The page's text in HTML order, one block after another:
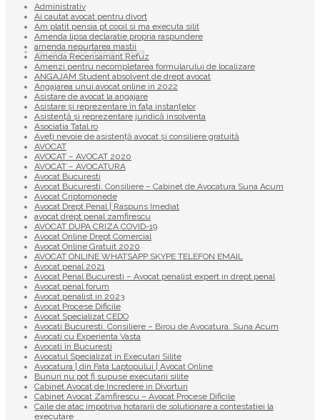
Tag search for: avocat craiova
Administrativ
Ai cautat avocat pentru divort
Am platit pensia pt copil si ma executa silit
Amenda lipsa declaratie propria raspundere
amenda nepurtarea mastii
Amenda Recensamant Refuz
Amenzi pentru necompletarea formularului de localizare
ANGAJAM Student absolvent de drept avocat
Angajarea unui avocat online in 2022
Asistare de avocat la angajare
Asistare și reprezentare în fața instanțelor
Asistență și reprezentare juridică insolventa
Asociatia Tatal.ro
Aveţi nevoie de asistenţă avocat şi consiliere gratuită
AVOCAT
AVOCAT – AVOCAT 2020
AVOCAT – AVOCATURA
Avocat Bucuresti
Avocat Bucuresti. Consiliere – Cabinet de Avocatura Suna Acum
Avocat Criptomonede
Avocat Drept Penal | Raspuns Imediat
avocat drept penal zamfirescu
AVOCAT DUPA CRIZA COVID-19
Avocat Online Drept Comercial
Avocat Online Gratuit 2020
AVOCAT ONLINE WHATSAPP SKYPE TELEFON EMAIL
Avocat penal 2021
Avocat Penal Bucuresti – Avocat penalist expert in drept penal
Avocat penal forum
Avocat penalist in 2023
Avocat Procese Dificile
Avocat Specializat CEDO
Avocati Bucuresti. Consiliere – Birou de Avocatura. Suna Acum
Avocati cu Experienta Vasta
Avocati în Bucuresti
Avocatul Specializat in Executari Silite
Avocatura | din Fata Laptopului | Avocat Online
Bunuri nu pot fi supuse executarii silite
Cabinet Avocat de Incredere in Divorturi
Cabinet Avocat Zamfirescu – Avocat Procese Dificile
Caile de atac impotriva hotararii de solutionare a contestatiei la
executare